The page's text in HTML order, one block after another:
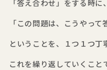
「答え合わせ」をする時に
「この問題は、こうやって
ということを、１つ１つ丁
これを繰り返していくこと